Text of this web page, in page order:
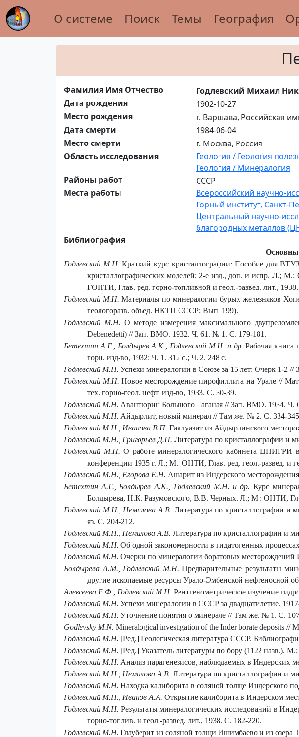
О системе Поиск Темы География
Фамилия Имя Отчество
Годлевский Михаил
Дата рождения
1902-10-27
Место рождения
г. Варшава, Российская
Дата смерти
1984-06-04
Место смерти
г. Москва, Россия
Область исследования
Геология / Геология
Геология / Минералогия
Районы работ
СССР
Места работы
Всероссийский научно-
Горный институт, Санкт-
Центральный научно-
благородных металлов
Библиография
Годлевский M.H. Краткий курс кристаллографии: Пособие для
кристаллографических моделей; 2-е изд., доп. и испр. Л.;
ГОНТИ, Глав. ред. горно-топливной и геол.-развед. лит., 1938.
Годлевский М.Н. Материалы по минералогии бурых железняков
геологоразв. объед. НКТП СССР; Вып. 199).
Годлевский М.Н. О методе измерения максимального
Debenedetti) // Зап. ВМО. 1932. Ч. 61. № 1. С. 179-181.
Бетехтин А.Г., Болдырев А.К., Годлевский М.Н. и др. Рабочая
горн. изд-во, 1932: Ч. 1. 312 с.; Ч. 2. 248 с.
Годлевский M.H. Успехи минералогии в Союзе за 15 лет: Очерк 1-
Годлевский М.Н. Новое месторождение пирофиллита на Урале //
тех. горно-геол. нефт. изд-во, 1933. С. 30-39.
Годлевский M.H. Авантюрин Большого Таганая // Зап. ВМО. 1934. Ч.
Годлевский M.H. Айдырлит, новый минерал // Там же. № 2. С. 334-
Годлевский М.Н., Иванова В.П. Галлуазит из Айдырлинского
Годлевский М.Н., Григорьев Д.П. Литература по кристаллографии и
Годлевский М.Н. О работе минералогического кабинета ЦНИГРИ
конференции 1935 г. Л.; М.: ОНТИ, Глав. ред. геол.-развед. и
Годлевский M.H., Егорова Е.Н. Ашарит из Индерского
Бетехтин А.Г., Болдырев А.К., Годлевский М.Н. и др. Курс
Болдырева, Н.К. Разумовского, В.В. Черных. Л.; М.: ОНТИ, Гл.
Годлевский М.Н., Немилова А.В. Литература по кристаллографии
яз. С. 204-212.
Годлевский М.Н., Немилова А.В. Литература по кристаллографии и
Годлевский М.Н. Об одной закономерности в гидатогенных
Годлевский M.H. Очерки по минералогии боратовых
Болдырева А.М., Годлевский М.Н. Предварительные результаты
другие ископаемые ресурсы Урало-Эмбенской
Алексеева Е.Ф., Годлевский M.H. Рентгенометрическое изучение
Годлевский M.H. Успехи минералогии в СССР за двадцатилетие.
Годлевский M.H. Уточнение понятия о минерале // Там же. № 1. С.
Godlevsky M.N. Mineralogical investigation of the Inder borate deposits //
Годлевский М.Н. [Ред.] Геологическая литература СССР.
Годлевский М.Н. [Ред.] Указатель литературы по бору (1122 назв.).
Годлевский M.H. Анализ парагенезисов, наблюдаемых в
Годлевский М.Н., Немилова А.В. Литература по кристаллографии и
Годлевский M.H. Находка калиборита в соляной толще Индерского
Годлевский M.H., Иванов А.А. Открытие калиборита в Индерском
Годлевский M.H. Результаты минералогических исследований в
горно-топлив. и геол.-развед. лит., 1938. С. 182-220.
Годлевский М.Н. Глауберит из соляной толщи Ишимбаево и из